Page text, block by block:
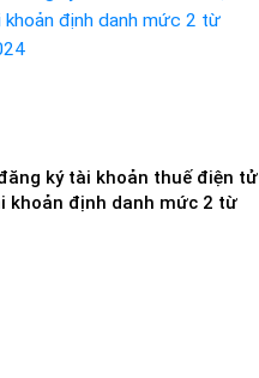
ký tài khoản thuế điện tử
khoản định danh mức 2 từ